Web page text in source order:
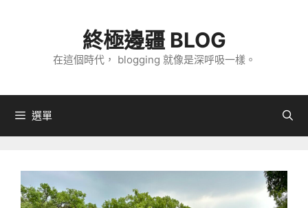
內
終極邊疆 BLOG
在這個時代， blogging 就像是深呼吸一樣。
選單